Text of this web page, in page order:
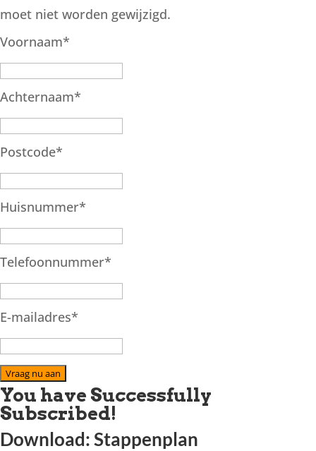
moet niet worden gewijzigd.
Voornaam*
Achternaam*
Postcode*
Huisnummer*
Telefoonnummer*
E-mailadres*
Vraag nu aan
You have Successfully
Subscribed!
Download: Stappenplan